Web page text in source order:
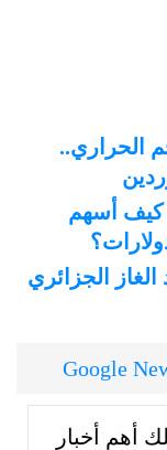
الحراري..
كيف أسهم
الغاز الجزائري
أهم أخبار